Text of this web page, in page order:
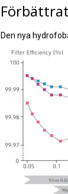
Den nya